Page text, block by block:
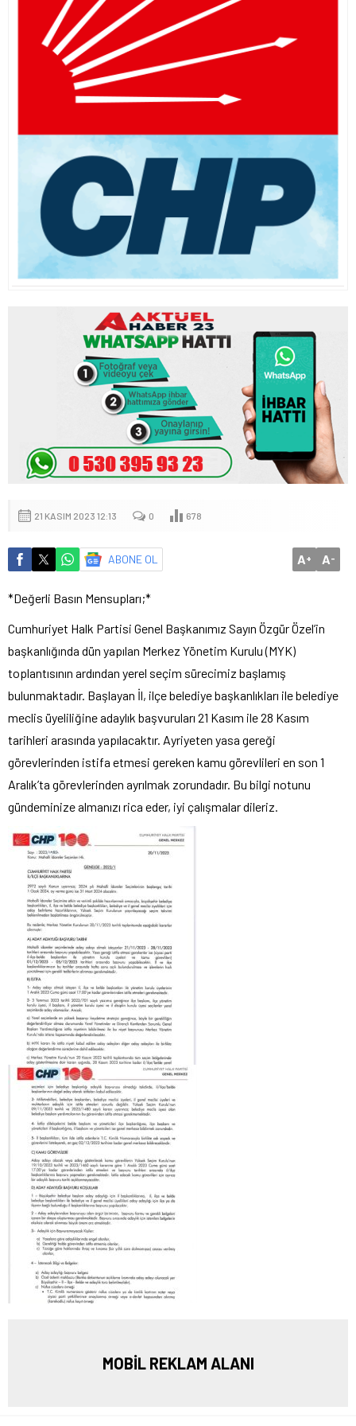
21 KASIM 2023 12:13 0 678
ABONE OL A+ A-
*Değerli Basın Mensupları;*
Cumhuriyet Halk Partisi Genel Başkanımız Sayın Özgür Özel’in
başkanlığında dün yapılan Merkez Yönetim Kurulu (MYK)
toplantısının ardından yerel seçim sürecimiz başlamış
bulunmaktadır. Başlayan İl, ilçe belediye başkanlıkları ile belediye
meclis üyeliliğine adaylık başvuruları 21 Kasım ile 28 Kasım
tarihleri arasında yapılacaktır. Ayriyeten yasa gereği
görevlerinden istifa etmesi gereken kamu görevlileri en son 1
Aralık’ta görevlerinden ayrılmak zorundadır. Bu bilgi notunu
gündeminize almanızı rica eder, iyi çalışmalar dileriz.
MOBİL REKLAM ALANI